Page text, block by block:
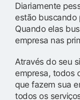
Diariamente
estão buscando
Quando elas
empresa nas
Através do seu
empresa, todos
que fazem sua
todos os